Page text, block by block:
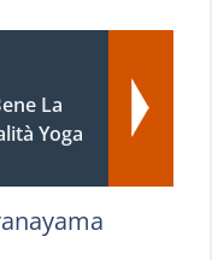
La
Yoga